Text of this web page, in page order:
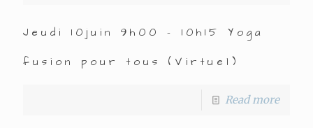
Jeudi 10juin 9h00 – 10h15 Yoga
fusion pour tous (Virtuel)
Read more